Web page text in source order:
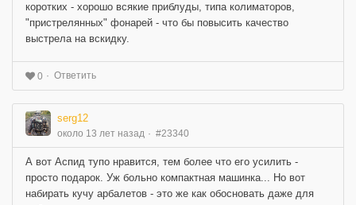
коротких - хорошо всякие приблуды, типа колиматоров,
"пристрелянных" фонарей - что бы повысить качество
выстрела на вскидку.
0 Ответить
serg12
около 13 лет назад #23340
А вот Аспид тупо нравится, тем более что его усилить -
просто подарок. Уж больно компактная машинка... Но вот
набирать кучу арбалетов - это же как обосновать даже для